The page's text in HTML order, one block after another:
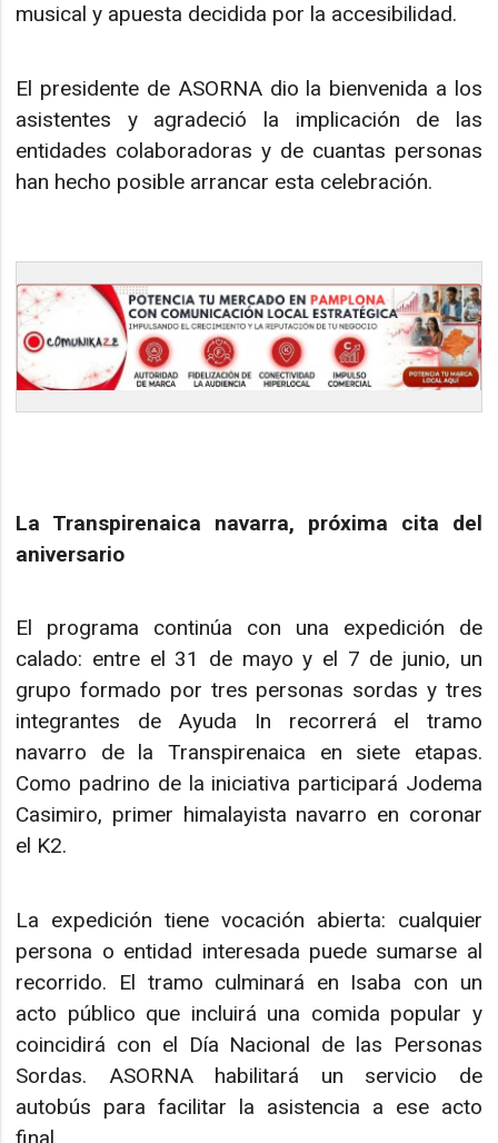
musical y apuesta decidida por la accesibilidad.
El presidente de ASORNA dio la bienvenida a los
asistentes y agradeció la implicación de las
entidades colaboradoras y de cuantas personas
han hecho posible arrancar esta celebración.
La Transpirenaica navarra, próxima cita del
aniversario
El programa continúa con una expedición de
calado: entre el 31 de mayo y el 7 de junio, un
grupo formado por tres personas sordas y tres
integrantes de Ayuda In recorrerá el tramo
navarro de la Transpirenaica en siete etapas.
Como padrino de la iniciativa participará Jodema
Casimiro, primer himalayista navarro en coronar
el K2.
La expedición tiene vocación abierta: cualquier
persona o entidad interesada puede sumarse al
recorrido. El tramo culminará en Isaba con un
acto público que incluirá una comida popular y
coincidirá con el Día Nacional de las Personas
Sordas. ASORNA habilitará un servicio de
autobús para facilitar la asistencia a ese acto
final.